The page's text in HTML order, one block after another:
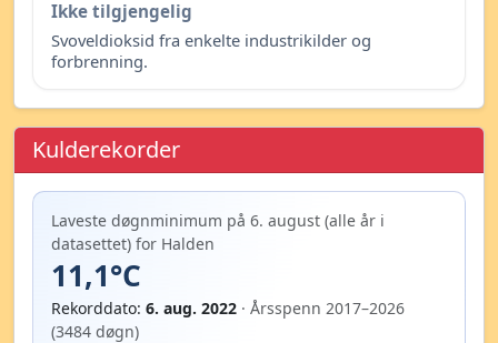
Ikke tilgjengelig
Svoveldioksid fra enkelte industrikilder og
forbrenning.
Kulderekorder
Laveste døgnminimum på 6. august (alle år i
datasettet) for Halden
11,1°C
Rekorddato: 6. aug. 2022 · Årsspenn 2017–2026
(3484 døgn)